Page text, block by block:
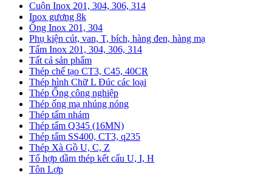
Cuộn Inox 201, 304, 306, 314
Inox gương 8k
Ống Inox 201, 304
Phụ kiện cút, van, T, bích, hàng đen, hàng mạ
Tấm Inox 201, 304, 306, 314
Tất cả sản phẩm
Thép chế tạo CT3, C45, 40CR
Thép hình Chữ L Đúc các loại
Thép Ống công nghiệp
Thép ống mạ nhúng nóng
Thép tấm nhám
Thép tấm Q345 (16MN)
Thép tấm SS400, CT3, q235
Thép Xà Gồ U, C, Z
Tổ hợp dầm thép kết cấu U, I, H
Tôn Lợp